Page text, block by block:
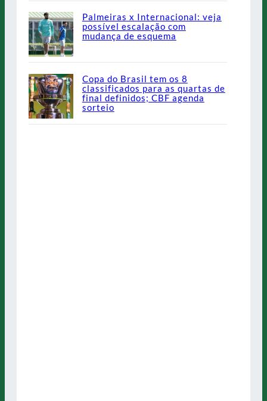
Palmeiras x Internacional: veja
possível escalação com
mudança de esquema
Copa do Brasil tem os 8
classificados para as quartas de
final definidos; CBF agenda
sorteio